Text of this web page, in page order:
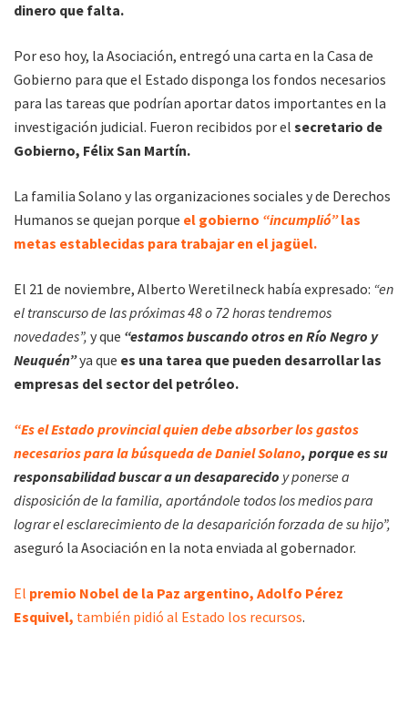
dinero que falta.
Por eso hoy, la Asociación, entregó una carta en la Casa de
Gobierno para que el Estado disponga los fondos necesarios
para las tareas que podrían aportar datos importantes en la
investigación judicial. Fueron recibidos por el secretario de
Gobierno, Félix San Martín.
La familia Solano y las organizaciones sociales y de Derechos
Humanos se quejan porque el gobierno “incumplió”las
metas establecidas para trabajar en el jagüel.
El 21 de noviembre, Alberto Weretilneck había expresado: “en
el transcurso de las próximas 48 o 72 horas tendremos
novedades”, y que “estamos buscando otros en Río Negro y
Neuquén”ya que es una tarea que pueden desarrollar las
empresas del sector del petróleo.
“Es el Estado provincial quien debe absorber los gastos
necesarios para la búsqueda de Daniel Solano, porque es su
responsabilidad buscar a un desaparecido y ponerse a
disposición de la familia, aportándole todos los medios para
lograr el esclarecimiento de la desaparición forzada de su hijo”,
aseguró la Asociación en la nota enviada al gobernador.
El premio Nobel de la Paz argentino, Adolfo Pérez
Esquivel, también pidió al Estado los recursos.